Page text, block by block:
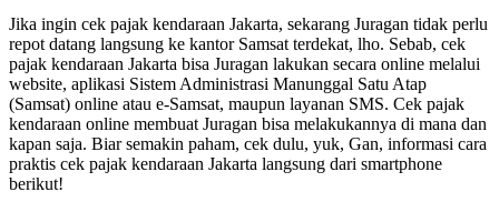
Jika ingin cek pajak kendaraan Jakarta, sekarang Juragan tidak perlu
repot datang langsung ke kantor Samsat terdekat, lho. Sebab, cek
pajak kendaraan Jakarta bisa Juragan lakukan secara online melalui
website, aplikasi Sistem Administrasi Manunggal Satu Atap
(Samsat) online atau e-Samsat, maupun layanan SMS. Cek pajak
kendaraan online membuat Juragan bisa melakukannya di mana dan
kapan saja. Biar semakin paham, cek dulu, yuk, Gan, informasi cara
praktis cek pajak kendaraan Jakarta langsung dari smartphone
berikut!